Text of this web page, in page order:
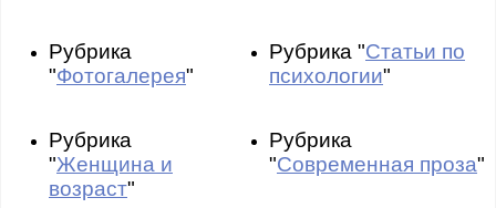
Рубрика
"Фотогалерея"
Рубрика "Статьи по
психологии"
Рубрика
"Женщина и
возраст"
Рубрика
"Современная проза"